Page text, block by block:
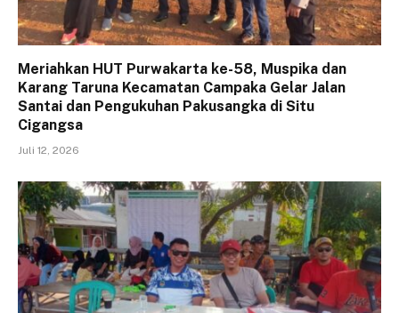
Meriahkan HUT Purwakarta ke-58, Muspika dan
Karang Taruna Kecamatan Campaka Gelar Jalan
Santai dan Pengukuhan Pakusangka di Situ
Cigangsa
Juli 12, 2026